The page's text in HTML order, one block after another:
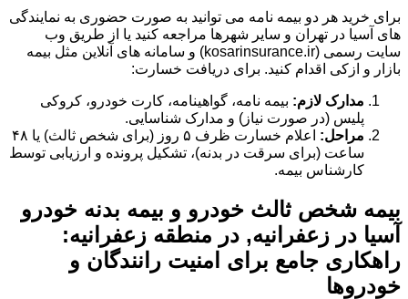
برای خرید هر دو بیمه نامه می توانید به صورت حضوری به نمایندگی
های آسیا در تهران و سایر شهرها مراجعه کنید یا از طریق وب
سایت رسمی (kosarinsurance.ir) و سامانه های آنلاین مثل بیمه
بازار و ازکی اقدام کنید. برای دریافت خسارت:
مدارک لازم: بیمه نامه، گواهینامه، کارت خودرو، کروکی
پلیس (در صورت نیاز) و مدارک شناسایی.
مراحل:
اعلام خسارت ظرف ۵ روز (برای شخص ثالث) یا ۴۸
ساعت (برای سرقت در بدنه)، تشکیل پرونده و ارزیابی توسط
کارشناس بیمه.
بیمه شخص ثالث خودرو و بیمه بدنه خودرو
آسیا در زعفرانیه, در منطقه زعفرانیه:
راهکاری جامع برای امنیت رانندگان و
خودروها